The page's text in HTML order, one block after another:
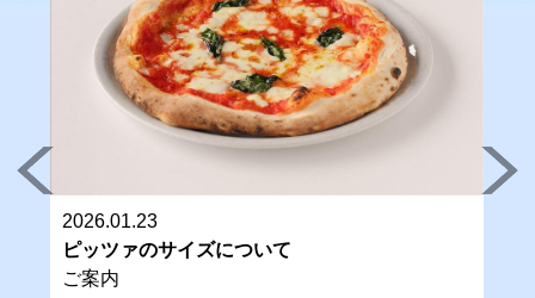
2026.01.23
ピッツァのサイズについて
ご案内